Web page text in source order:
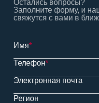
Остались вопросы?
Заполните форму, и
свяжутся с вами в
Имя*
Телефон*
Электронная почта
Регион